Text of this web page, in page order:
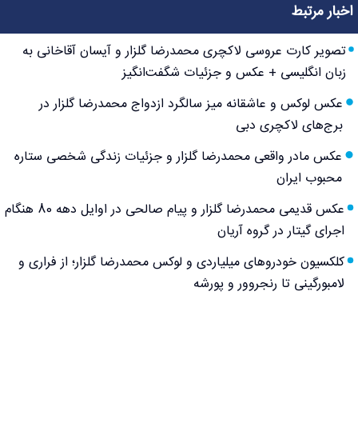
اخبار مرتبط
تصویر کارت عروسی لاکچری محمدرضا گلزار و آیسان آقاخانی به
زبان انگلیسی + عکس و جزئیات شگفت‌انگیز
عکس لوکس و عاشقانه میز سالگرد ازدواج محمدرضا گلزار در
برج‌های لاکچری دبی
عکس مادر واقعی محمدرضا گلزار و جزئیات زندگی شخصی ستاره
محبوب ایران
عکس قدیمی محمدرضا گلزار و پیام صالحی در اوایل دهه 80 هنگام
اجرای گیتار در گروه آریان
کلکسیون خودروهای میلیاردی و لوکس محمدرضا گلزار؛ از فراری و
لامبورگینی تا رنجروور و پورشه